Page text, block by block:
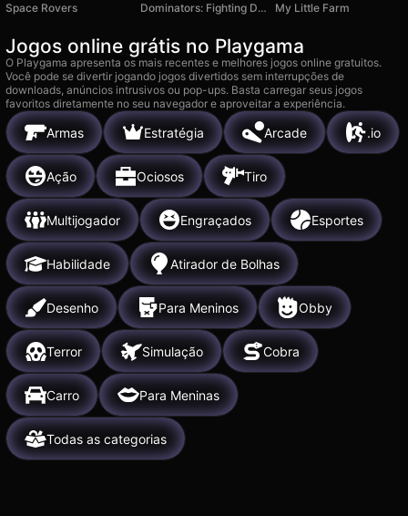
Space Rovers
Dominators: Fighting Dinosaurs My Little Farm
Jogos online grátis no Playgama
O Playgama apresenta os mais recentes e melhores jogos online gratuitos.
Você pode se divertir jogando jogos divertidos sem interrupções de
downloads, anúncios intrusivos ou pop-ups. Basta carregar seus jogos
favoritos diretamente no seu navegador e aproveitar a experiência.
Armas Estratégia Arcade .io
Ação Ociosos Tiro
Multijogador Engraçados Esportes
Habilidade Atirador de Bolhas
Desenho Para Meninos Obby
Terror Simulação Cobra
Carro Para Meninas
Todas as categorias